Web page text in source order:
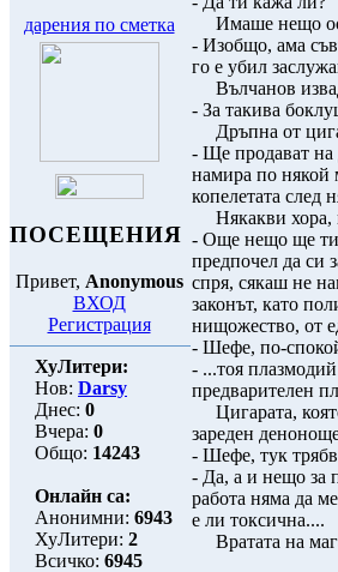
дарения по сметка
ПОСЕЩЕНИЯ
Привет, Anonymous
ВХОД
Регистрация
ХуЛитери:
Нов: Darsy
Днес: 0
Вчера: 0
Общо: 14243
Онлайн са:
Анонимни: 6943
ХуЛитери: 2
Всичко: 6945
Имаше нещо
- Изобщо, ама
го е убил
Вълчанов
- За такива
Дръпна от
- Ще продават на
намира по някой
копелетата след
Някакви хора,
- Още нещо ще ти
предпочел да си
спря, сякаш не
законът, като
нищожество, от
- Шефе, по-
- ...тоя
предварителен
Цигарата,
зареден
- Шефе, тук
- Да, а и нещо за
работа няма да
е ли токсична....
Вратата на